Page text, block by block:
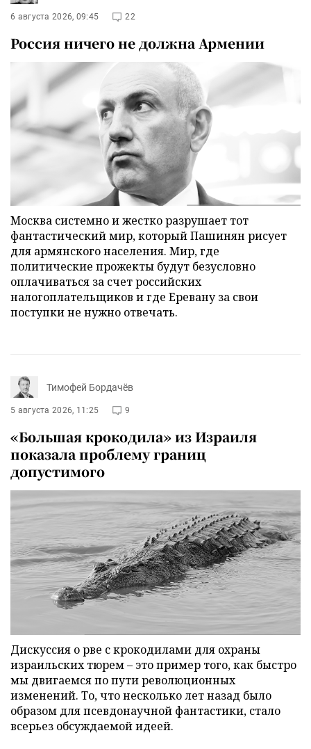
6 августа 2026, 09:45 22
Россия ничего не должна Армении
Москва системно и жестко разрушает тот
фантастический мир, который Пашинян рисует
для армянского населения. Мир, где
политические прожекты будут безусловно
оплачиваться за счет российских
налогоплательщиков и где Еревану за свои
поступки не нужно отвечать.
Тимофей Бордачёв
5 августа 2026, 11:25 9
«Большая крокодила» из Израиля
показала проблему границ
допустимого
Дискуссия о рве с крокодилами для охраны
израильских тюрем – это пример того, как быстро
мы двигаемся по пути революционных
изменений. То, что несколько лет назад было
образом для псевдонаучной фантастики, стало
всерьез обсуждаемой идеей.